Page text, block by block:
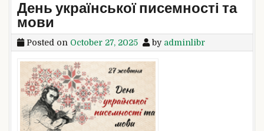
День української писемності та
мови
Posted on October 27, 2025 by adminlibr